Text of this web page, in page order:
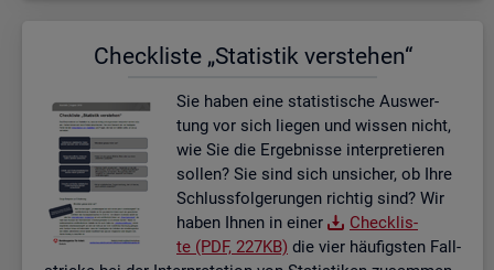
Check­lis­te „Sta­tis­tik ver­ste­hen“
Sie haben eine sta­tis­ti­sche Aus­wer­
tung vor sich lie­gen und wis­sen nicht,
wie Sie die Er­geb­nis­se in­ter­pre­tie­ren
sol­len? Sie sind sich un­si­cher, ob Ihre
Schluss­fol­ge­run­gen rich­tig sind? Wir
haben Ihnen in einer
Check­lis­
te (PDF, 227KB) die vier häu­figs­ten Fall­